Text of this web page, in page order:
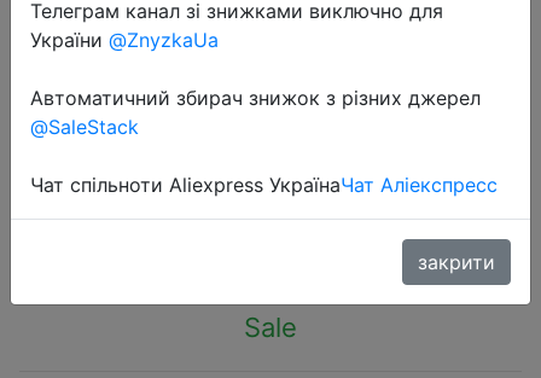
Многофункциональная настенная
хранения кухонных
принадлежностей Wonderlife
$9.18
Sale
Телеграм канал зі знижками виключно для
України @ZnyzkaUa
Автоматичний збирач знижок з різних джерел
@SaleStack
Чат спільноти Aliexpress УкраїнаЧат Аліекспресс
закрити